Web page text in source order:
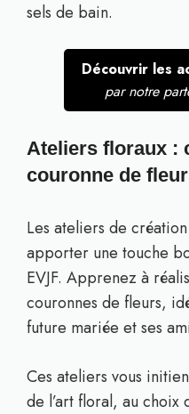
sels de bain.
Découvrir les
par notre
Ateliers floraux :
couronne de
Les ateliers de
apporter une touche
EVJF. Apprenez à
couronnes de fleurs,
future mariée et ses
Ces ateliers vous
de l’art floral, au choix